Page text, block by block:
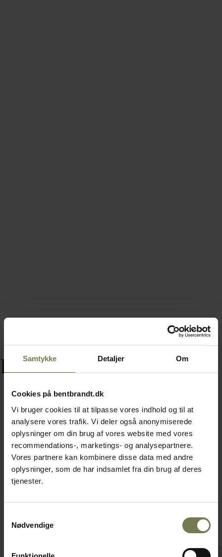
Samtykke Detaljer Om
Cookies på bentbrandt.dk
Vi bruger cookies til at tilpasse vores indhold og til at
analysere vores trafik. Vi deler også anonymiserede
oplysninger om din brug af vores website med vores
recommendations-, marketings- og analysepartnere.
Vores partnere kan kombinere disse data med andre
oplysninger, som de har indsamlet fra din brug af deres
tjenester.
Nødvendige
Relaterede varer
Omtanke